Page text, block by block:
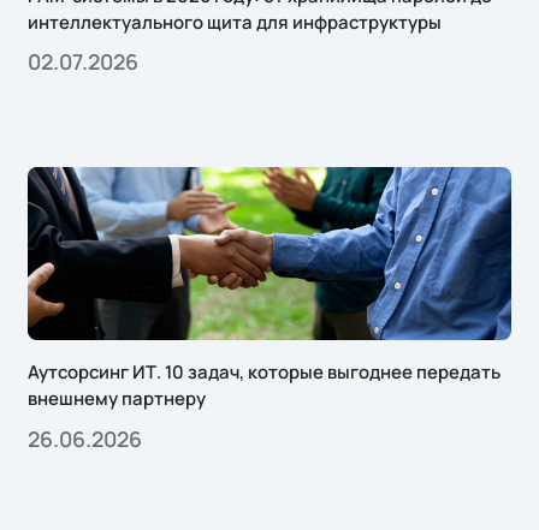
интеллектуального щита для инфраструктуры
02.07.2026
Аутсорсинг ИТ. 10 задач, которые выгоднее передать
внешнему партнеру
26.06.2026